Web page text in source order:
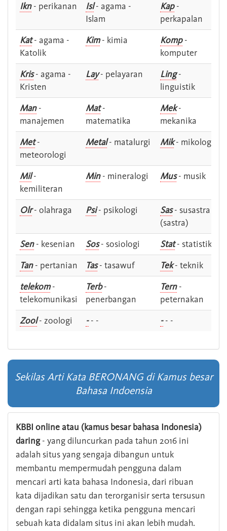
Ikn- perikanan Isl- agama -
Islam
Kap-
perkapalan
Kat- agama -
Katolik
Kim- kimia Komp-
komputer
Kris- agama -
Kristen
Lay- pelayaran Ling-
linguistik
Man-
manajemen
Mat-
matematika
Mek-
mekanika
Met-
meteorologi
Metal- matalurgi Mik- mikologi
Mil-
kemiliteran
Min- mineralogi Mus- musik
Olr- olahraga Psi- psikologi Sas- susastra -
(sastra)
Sen- kesenian Sos- sosiologi Stat- statistik
Tan- pertanian Tas- tasawuf Tek- teknik
telekom-
telekomunikasi
Terb-
penerbangan
Tern-
peternakan
Zool- zoologi -- - -- -
Sekilas Arti Kata BERONANG di Kamus besar
Bahasa Indoensia
KBBI online atau (kamus besar bahasa Indonesia)
daring- yang diluncurkan pada tahun 2016 ini
adalah situs yang sengaja dibangun untuk
membantu mempermudah pengguna dalam
mencari arti kata bahasa Indonesia, dari ribuan
kata dijadikan satu dan terorganisir serta tersusun
dengan rapi sehingga ketika pengguna mencari
sebuah kata didalam situs ini akan lebih mudah.